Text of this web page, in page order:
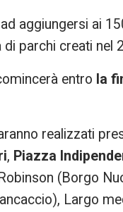
aggiungersi ai
parchi creati nel
entro la
realizzati
, Piazza
(Borgo
Largo